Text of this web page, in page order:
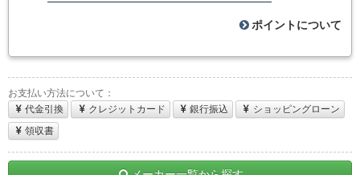
ポイントについて
お支払い方法について：
代金引換
クレジットカード 銀行振込
ショッピングローン
領収書